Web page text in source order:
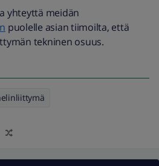
yhteyttä meidän
puolelle asian tiimoilta, että
tekninen osuus.